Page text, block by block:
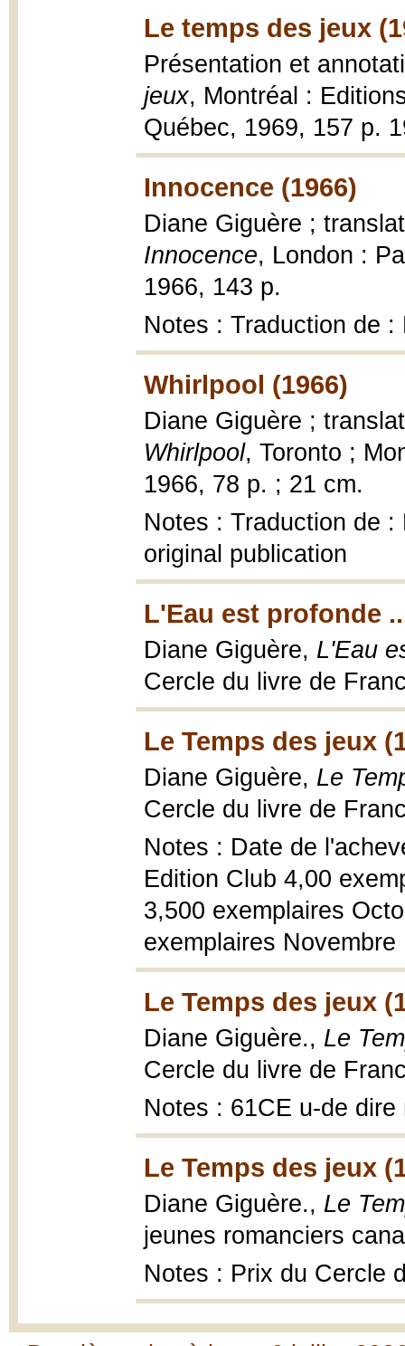
Le temps des jeux
Présentation et
jeux, Montréal :
Québec, 1969, 157 p.
Innocence (1966)
Diane Giguère ;
Innocence, London :
1966, 143 p.
Notes : Traduction de
Whirlpool (1966)
Diane Giguère ;
Whirlpool, Toronto ;
1966, 78 p. ; 21 cm.
Notes : Traduction de
original publication
L'Eau est profonde
Diane Giguère, L'Eau
Cercle du livre de
Le Temps des jeux
Diane Giguère, Le
Cercle du livre de
Notes : Date de
Edition Club 4,00
3,500 exemplaires
exemplaires Novembre
Le Temps des jeux
Diane Giguère., Le
Cercle du livre de
Notes : 61CE u-de
Le Temps des jeux
Diane Giguère., Le
jeunes romanciers
Notes : Prix du Cercle